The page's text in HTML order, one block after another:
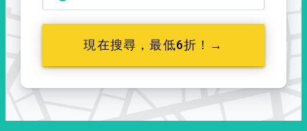
現在搜尋，最低6折！→